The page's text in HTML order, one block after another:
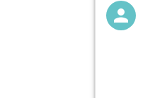
person